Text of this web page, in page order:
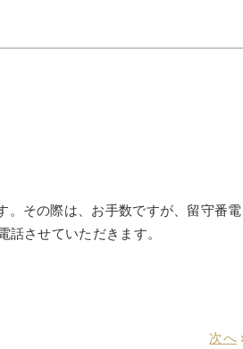
その際は、お手数ですが、留守番電
させていただきます。
次へ